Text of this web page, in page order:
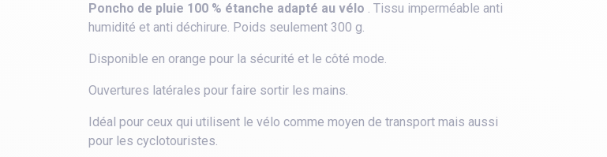
Poncho de pluie 100 % étanche adapté au vélo . Tissu imperméable anti
humidité et anti déchirure. Poids seulement 300 g.
Disponible en orange pour la sécurité et le côté mode.
Ouvertures latérales pour faire sortir les mains.
Idéal pour ceux qui utilisent le vélo comme moyen de transport mais aussi
pour les cyclotouristes.